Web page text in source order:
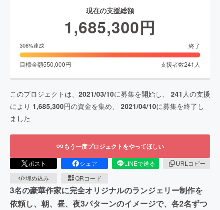
現在の支援総額
1,685,300円
306%達成 終了
目標金額550,000円 支援者数241 人
このプロジェクトは、 2021/03/10に募集を開始し、 241 人の支援
により 1,685,300円の資金を集め、 2021/04/10に募集を終了し
ました
もう一度プロジェクトをやってほしい
ポスト シェア LINEで送る
URLコピー
埋め込み
QRコード
3名の豪華作家に完全オリジナルのランジェリー制作を
依頼し、朝、昼、夜3パターンのイメージで、各2名ずつ